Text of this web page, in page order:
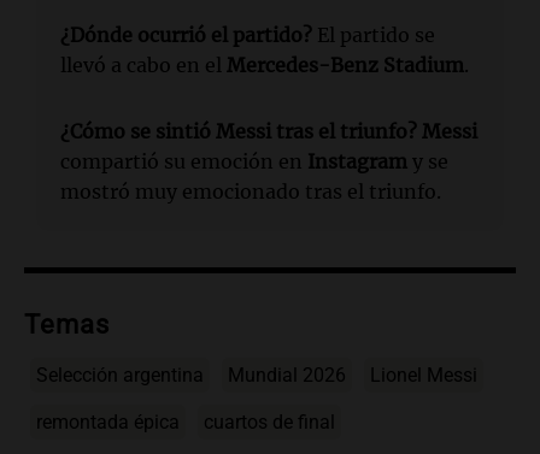
¿Dónde ocurrió el partido? El partido se
llevó a cabo en el Mercedes-Benz Stadium.
¿Cómo se sintió Messi tras el triunfo? Messi
compartió su emoción en Instagram y se
mostró muy emocionado tras el triunfo.
Temas
Selección argentina Mundial 2026 Lionel Messi
remontada épica cuartos de final